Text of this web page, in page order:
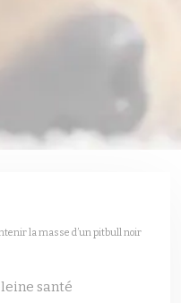
la masse d’un pitbull noir